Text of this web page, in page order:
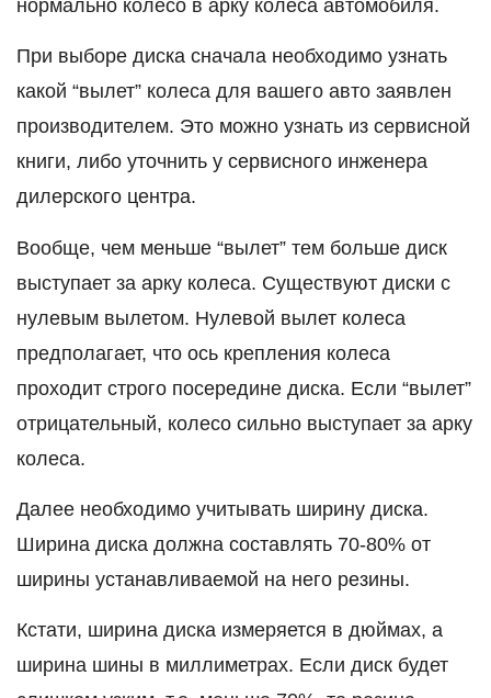
нормально колесо в арку колеса автомобиля.
При выборе диска сначала необходимо узнать
какой “вылет” колеса для вашего авто заявлен
производителем. Это можно узнать из сервисной
книги, либо уточнить у сервисного инженера
дилерского центра.
Вообще, чем меньше “вылет” тем больше диск
выступает за арку колеса. Существуют диски с
нулевым вылетом. Нулевой вылет колеса
предполагает, что ось крепления колеса
проходит строго посередине диска. Если “вылет”
отрицательный, колесо сильно выступает за арку
колеса.
Далее необходимо учитывать ширину диска.
Ширина диска должна составлять 70-80% от
ширины устанавливаемой на него резины.
Кстати, ширина диска измеряется в дюймах, а
ширина шины в миллиметрах. Если диск будет